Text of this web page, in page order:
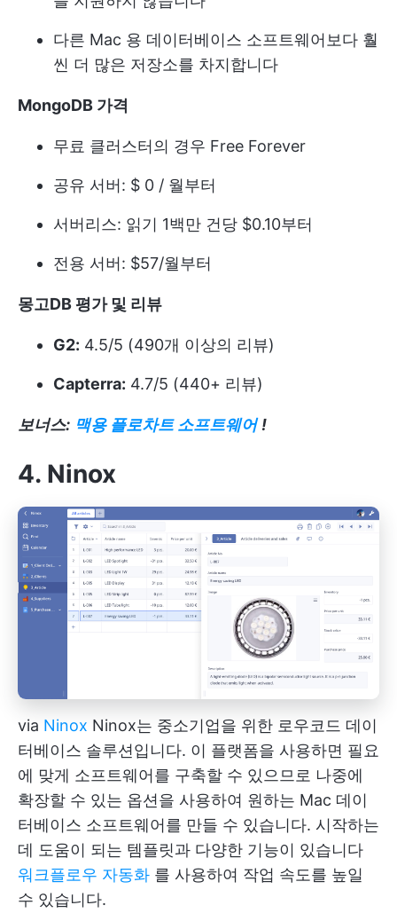
다른 Mac 용 데이터베이스 소프트웨어보다 훨
씬 더 많은 저장소를 차지합니다
MongoDB 가격
무료 클러스터의 경우 Free Forever
공유 서버: $ 0 / 월부터
서버리스: 읽기 1백만 건당 $0.10부터
전용 서버: $57/월부터
몽고DB 평가 및 리뷰
G2: 4.5/5 (490개 이상의 리뷰)
Capterra: 4.7/5 (440+ 리뷰)
보너스: 맥용 플로차트 소프트웨어 !
4. Ninox
via Ninox Ninox는 중소기업을 위한 로우코드 데이
터베이스 솔루션입니다. 이 플랫폼을 사용하면 필요
에 맞게 소프트웨어를 구축할 수 있으므로 나중에
확장할 수 있는 옵션을 사용하여 원하는 Mac 데이
터베이스 소프트웨어를 만들 수 있습니다. 시작하는
데 도움이 되는 템플릿과 다양한 기능이 있습니다
워크플로우 자동화 를 사용하여 작업 속도를 높일
수 있습니다.